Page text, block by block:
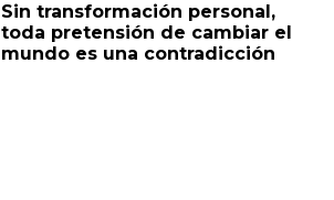
Sin transformación personal,
toda pretensión de cambiar el
mundo es una contradicción